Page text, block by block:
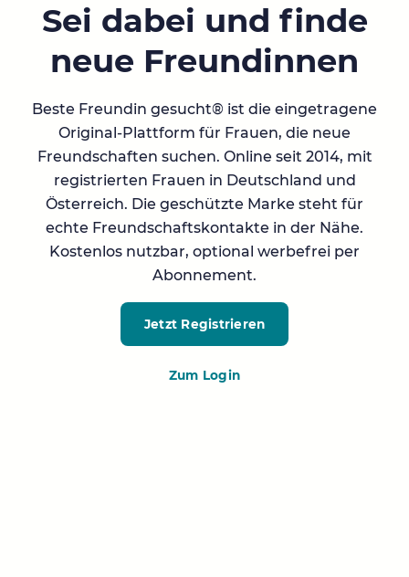
Sei dabei und finde
neue Freundinnen
Beste Freundin gesucht® ist die eingetragene
Original-Plattform für Frauen, die neue
Freundschaften suchen. Online seit 2014, mit
registrierten Frauen in Deutschland und
Österreich. Die geschützte Marke steht für
echte Freundschaftskontakte in der Nähe.
Kostenlos nutzbar, optional werbefrei per
Abonnement.
Jetzt Registrieren
Zum Login